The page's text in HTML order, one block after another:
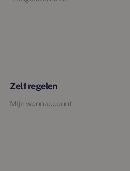
Zelf regelen
Mijn woonaccount